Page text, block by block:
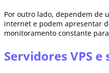
Por outro lado, dependem de
internet e podem apresentar
monitoramento constante
Servidores VPS